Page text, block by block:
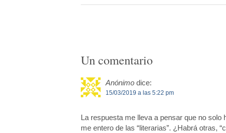
Un comentario
Anónimo dice:
15/03/2019 a las 5:22 pm
La respuesta me lleva a pensar que no
me entero de las “literarias”. ¿Habrá otras,